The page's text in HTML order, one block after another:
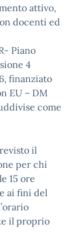
attivo,
docenti ed
Piano
4
finanziato
EU – DM
come
il
per chi
15 ore
ai fini del
il proprio